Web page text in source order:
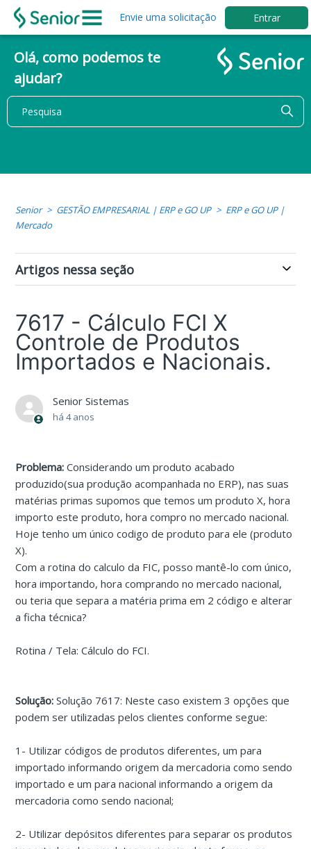
Envie uma solicitação Entrar
Olá, como podemos te
ajudar?
Senior GESTÃO EMPRESARIAL | ERP e GO UP
ERP e GO UP |
Mercado
Artigos nessa seção
7617 - Cálculo FCI X
Controle de Produtos
Importados e Nacionais.
Senior Sistemas
há 4 anos
Problema:Considerando um produto acabado
produzido(sua produção acompanhada no ERP), nas suas
matérias primas supomos que temos um produto X, hora
importo este produto, hora compro no mercado nacional.
Hoje tenho um único codigo de produto para ele (produto
X).
Com a rotina do calculo da FIC, posso mantê-lo com único,
hora importando, hora comprando no mercado nacional,
ou teria que separa a matéria prima em 2 código e alterar
a ficha técnica?
Rotina / Tela: Cálculo do FCI.
Solução:Solução 7617: Neste caso existem 3 opções que
podem ser utilizadas pelos clientes conforme segue:
1- Utilizar códigos de produtos diferentes, um para
importado informando origem da mercadoria como sendo
importado e um para nacional informando a origem da
mercadoria como sendo nacional;
2- Utilizar depósitos diferentes para separar os produtos